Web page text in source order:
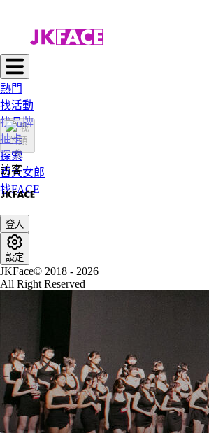
熱門
找活動
找品牌
抽卡
探索
百大女郎
找FACE
訪客
登入
設定
JKFace© 2018 - 2026
All Right Reserved